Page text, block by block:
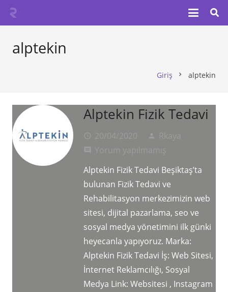
alptekin
Giriş chevron_right alptekin
Alptekin Fizik Tedavi
access_time 20/04/2020 person Rkaya
comment
Yorum yapılmamış
Alptekin Fizik Tedavi Beşiktaş’ta
bulunan Fizik Tedavi ve
Rehabilitasyon merkezimizin web
sitesi, dijital pazarlama, seo ve
sosyal medya yönetimini ilk günki
heyecanla yapıyoruz. Marka:
Alptekin Fizik Tedavi İş: Web Sitesi,
İnternet Reklamcılığı, Sosyal
Medya Link: Websitesi , Instagram